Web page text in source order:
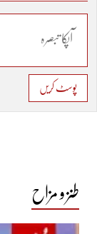
پوسٹ کریں
طنز و مزاح